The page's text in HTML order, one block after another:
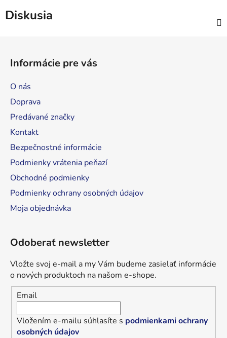
Diskusia
Informácie pre vás
O nás
Doprava
Predávané značky
Kontakt
Bezpečnostné informácie
Podmienky vrátenia peňazí
Obchodné podmienky
Podmienky ochrany osobných údajov
Moja objednávka
Odoberať newsletter
Vložte svoj e-mail a my Vám budeme zasielať informácie
o nových produktoch na našom e-shope.
Email
Vložením e-mailu súhlasíte s podmienkami ochrany
osobných údajov